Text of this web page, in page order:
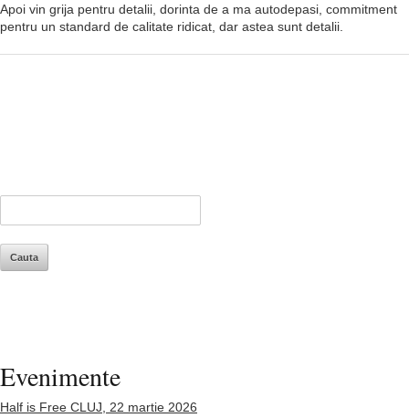
Apoi vin grija pentru detalii, dorinta de a ma autodepasi, commitment
pentru un standard de calitate ridicat, dar astea sunt detalii.
Evenimente
Half is Free CLUJ, 22 martie 2026